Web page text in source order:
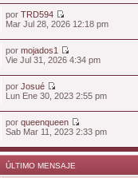
porTRD594
Mar Jul 28, 2026 12:18 pm
pormojados1
Vie Jul 31, 2026 4:34 pm
porJosué
Lun Ene 30, 2023 2:55 pm
porqueenqueen
Sab Mar 11, 2023 2:33 pm
ÚLTIMO MENSAJE